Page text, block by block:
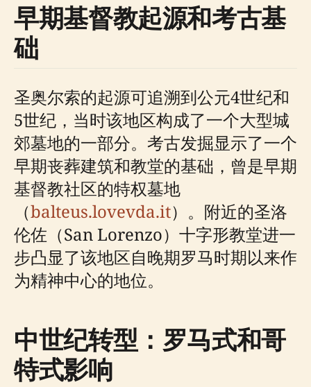
早期基督教起源和考古基
础
圣奥尔索的起源可追溯到公元4世纪和
5世纪，当时该地区构成了一个大型城
郊墓地的一部分。考古发掘显示了一个
早期丧葬建筑和教堂的基础，曾是早期
基督教社区的特权墓地
（balteus.lovevda.it）。附近的圣洛
伦佐（San Lorenzo）十字形教堂进一
步凸显了该地区自晚期罗马时期以来作
为精神中心的地位。
中世纪转型：罗马式和哥
特式影响